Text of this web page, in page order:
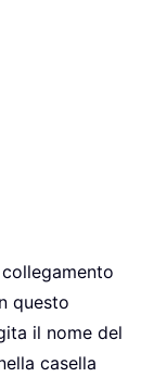
questo
il nome del
casella